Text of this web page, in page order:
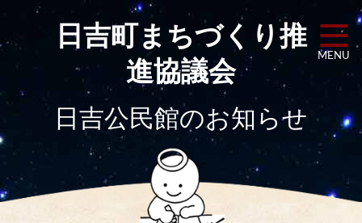
日吉町まちづくり推
進協議会
MENU
日吉公民館のお知らせ